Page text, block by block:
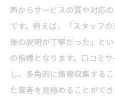
声からサービスの質や対応
です。例えば、「スタッフ
後の説明が丁寧だった」と
の指標となります。口コミ
し、多角的に情報収集する
た業者を見極めることができ